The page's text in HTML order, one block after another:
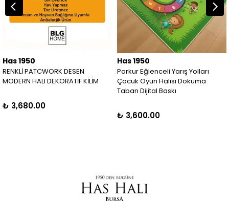
Has 1950
RENKLİ PATCWORK DESEN
MODERN HALI DEKORATİF KİLİM
₺ 3,680.00
Has 1950
Parkur Eğlenceli Yarış Yolları
Çocuk Oyun Halısı Dokuma
Taban Dijital Baskı
₺ 3,600.00